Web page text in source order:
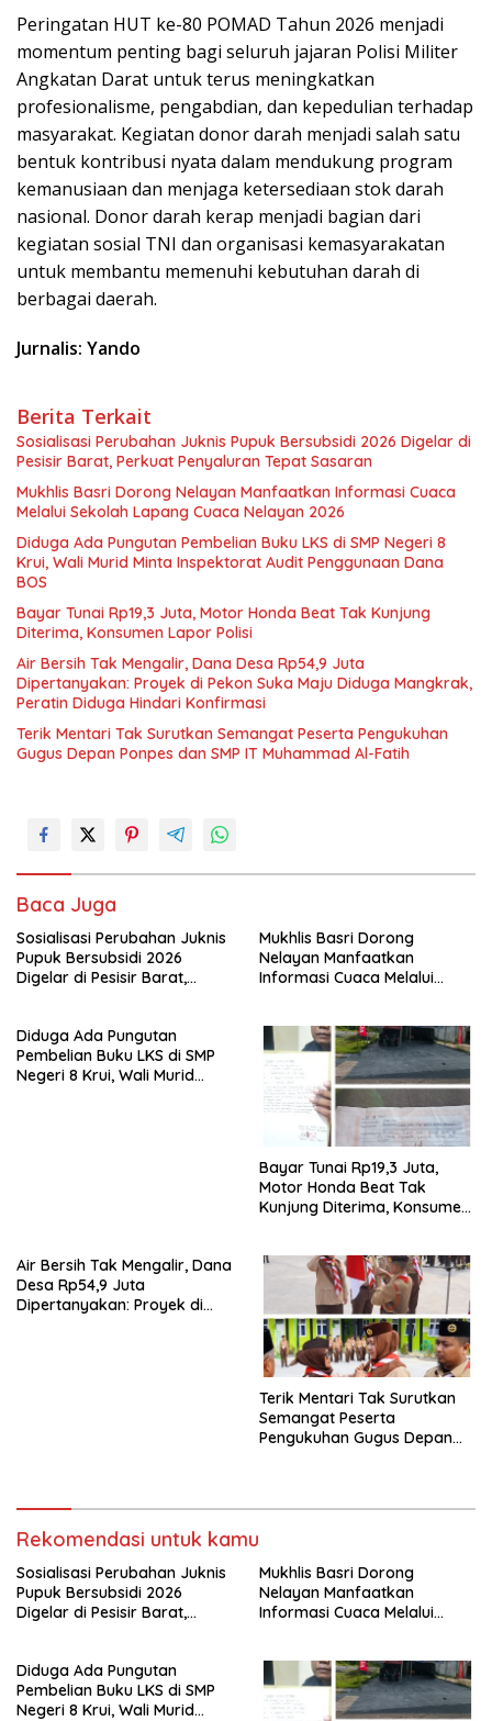
Peringatan HUT ke-80 POMAD Tahun 2026 menjadi
momentum penting bagi seluruh jajaran Polisi Militer
Angkatan Darat untuk terus meningkatkan
profesionalisme, pengabdian, dan kepedulian terhadap
masyarakat. Kegiatan donor darah menjadi salah satu
bentuk kontribusi nyata dalam mendukung program
kemanusiaan dan menjaga ketersediaan stok darah
nasional. Donor darah kerap menjadi bagian dari
kegiatan sosial TNI dan organisasi kemasyarakatan
untuk membantu memenuhi kebutuhan darah di
berbagai daerah.
Jurnalis: Yando
Berita Terkait
Sosialisasi Perubahan Juknis Pupuk Bersubsidi 2026 Digelar di
Pesisir Barat, Perkuat Penyaluran Tepat Sasaran
Mukhlis Basri Dorong Nelayan Manfaatkan Informasi Cuaca
Melalui Sekolah Lapang Cuaca Nelayan 2026
Diduga Ada Pungutan Pembelian Buku LKS di SMP Negeri 8
Krui, Wali Murid Minta Inspektorat Audit Penggunaan Dana
BOS
Bayar Tunai Rp19,3 Juta, Motor Honda Beat Tak Kunjung
Diterima, Konsumen Lapor Polisi
Air Bersih Tak Mengalir, Dana Desa Rp54,9 Juta
Dipertanyakan: Proyek di Pekon Suka Maju Diduga Mangkrak,
Peratin Diduga Hindari Konfirmasi
Terik Mentari Tak Surutkan Semangat Peserta Pengukuhan
Gugus Depan Ponpes dan SMP IT Muhammad Al-Fatih
Baca Juga
Sosialisasi Perubahan Juknis
Pupuk Bersubsidi 2026
Digelar di Pesisir Barat,
Mukhlis Basri Dorong
Nelayan Manfaatkan
Informasi Cuaca Melalui
Diduga Ada Pungutan
Pembelian Buku LKS di SMP
Negeri 8 Krui, Wali Murid
Bayar Tunai Rp19,3 Juta,
Motor Honda Beat Tak
Kunjung Diterima, Konsumen
Air Bersih Tak Mengalir, Dana
Desa Rp54,9 Juta
Dipertanyakan: Proyek di
Terik Mentari Tak Surutkan
Semangat Peserta
Pengukuhan Gugus Depan
Rekomendasi untuk kamu
Sosialisasi Perubahan Juknis
Pupuk Bersubsidi 2026
Digelar di Pesisir Barat,
Mukhlis Basri Dorong
Nelayan Manfaatkan
Informasi Cuaca Melalui
Diduga Ada Pungutan
Pembelian Buku LKS di SMP
Negeri 8 Krui, Wali Murid